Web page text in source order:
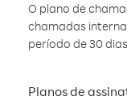
O plano de
chamadas
período de 30
Planos de